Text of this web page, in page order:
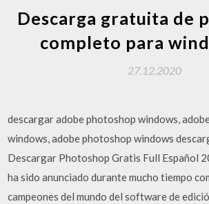
Descarga gratuita de
completo para
27.12.2020
descargar adobe photoshop windows,
windows, adobe photoshop windows
Descargar Photoshop Gratis Full Español
ha sido anunciado durante mucho tiempo
campeones del mundo del software de